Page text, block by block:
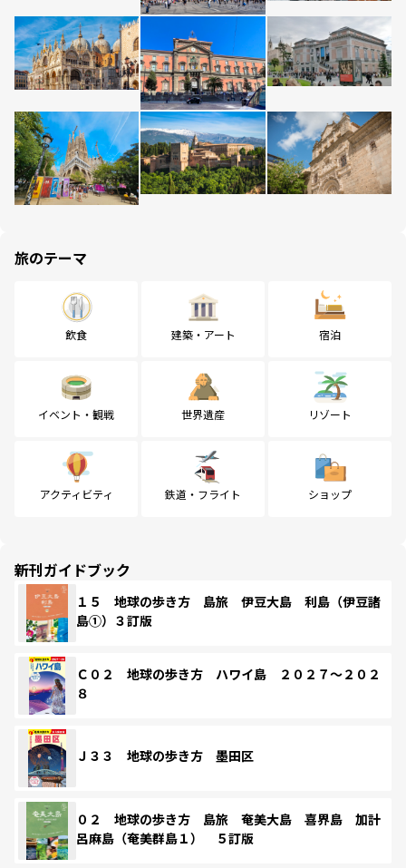
旅のテーマ
飲食 建築・アート 宿泊
イベント・観戦 世界遺産 リゾート
アクティビティ 鉄道・フライト ショップ
新刊ガイドブック
１５ 地球の歩き方 島旅 伊豆大島 利島（伊豆諸
島①）３訂版
Ｃ０２ 地球の歩き方 ハワイ島 ２０２７～２０２
８
Ｊ３３ 地球の歩き方 墨田区
０２ 地球の歩き方 島旅 奄美大島 喜界島 加計
呂麻島（奄美群島１） ５訂版